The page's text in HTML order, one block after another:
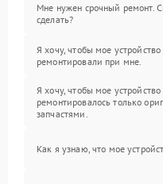
Мне нужен срочный ремонт.
сделать?
Я хочу, чтобы мое устройство
ремонтировали при мне.
Я хочу, чтобы мое устройство
ремонтировалось только
запчастями.
Как я узнаю, что мое